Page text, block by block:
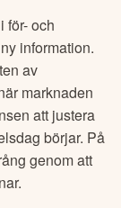
för- och
information.
av
marknaden
att justera
börjar. På
genom att